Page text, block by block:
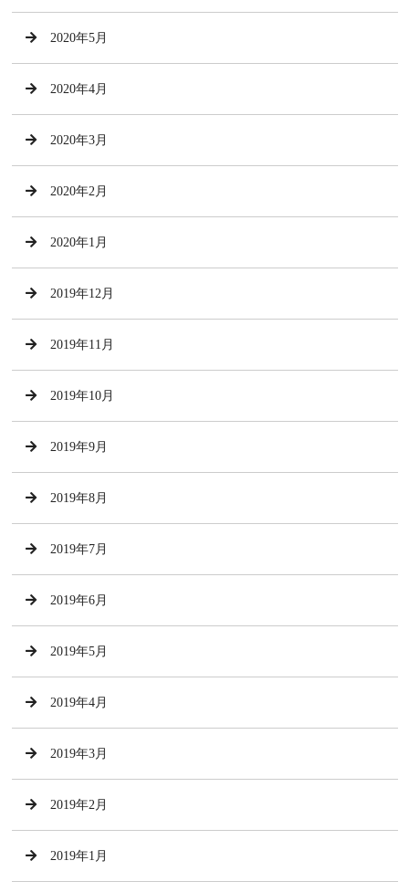
2020年5月
2020年4月
2020年3月
2020年2月
2020年1月
2019年12月
2019年11月
2019年10月
2019年9月
2019年8月
2019年7月
2019年6月
2019年5月
2019年4月
2019年3月
2019年2月
2019年1月